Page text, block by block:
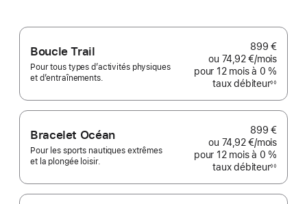
Boucle Trail
Pour tous types d’activités physiques
et d’entraînements.
899 €
ou 74,92 €/mois
pour 12 mois à 0 %
taux débiteur
de
◊◊
Bracelet Océan
Pour les sports nautiques extrêmes
et la plongée loisir.
899 €
ou 74,92 €/mois
pour 12 mois à 0 %
taux débiteur
de
◊◊